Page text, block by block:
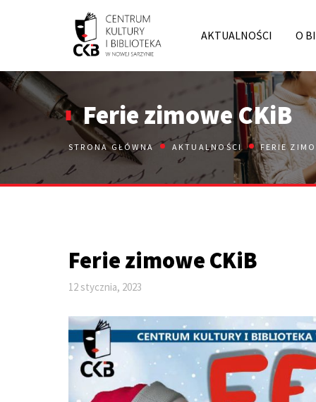
AKTUALNOŚCI O
Ferie zimowe CKiB
STRONA GŁÓWNA AKTUALNOŚCI FERIE
Ferie zimowe CKiB
12 stycznia, 2023